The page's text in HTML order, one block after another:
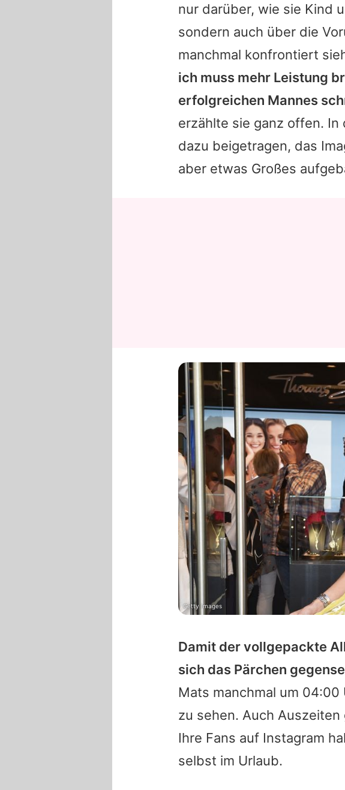
nur darüber, wie sie Kind
sondern auch über die
manchmal konfrontiert
ich muss mehr Leistung
erfolgreichen Mannes
erzählte sie ganz offen.
dazu beigetragen, das
aber etwas Großes
Damit der vollgepackte
sich das Pärchen
Mats manchmal um 04:00
zu sehen. Auch
Ihre Fans auf Instagram
selbst im Urlaub.
Getty Images